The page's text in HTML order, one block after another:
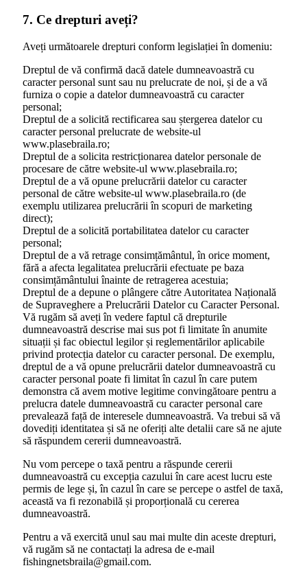
7. Ce drepturi aveți?
Aveți următoarele drepturi conform legislației în domeniu:
Dreptul de vă confirmă dacă datele dumneavoastră cu
caracter personal sunt sau nu prelucrate de noi, și de a vă
furniza o copie a datelor dumneavoastră cu caracter
personal;
Dreptul de a solicită rectificarea sau ștergerea datelor cu
caracter personal prelucrate de website-ul
www.plasebraila.ro;
Dreptul de a solicita restricționarea datelor personale de
procesare de către website-ul www.plasebraila.ro;
Dreptul de a vă opune prelucrării datelor cu caracter
personal de către website-ul www.plasebraila.ro (de
exemplu utilizarea prelucrării în scopuri de marketing
direct);
Dreptul de a solicită portabilitatea datelor cu caracter
personal;
Dreptul de a vă retrage consimțământul, în orice moment,
fără a afecta legalitatea prelucrării efectuate pe baza
consimțământului înainte de retragerea acestuia;
Dreptul de a depune o plângere către Autoritatea Națională
de Supraveghere a Prelucrării Datelor cu Caracter Personal.
Vă rugăm să aveți în vedere faptul că drepturile
dumneavoastră descrise mai sus pot fi limitate în anumite
situații și fac obiectul legilor și reglementărilor aplicabile
privind protecția datelor cu caracter personal. De exemplu,
dreptul de a vă opune prelucrării datelor dumneavoastră cu
caracter personal poate fi limitat în cazul în care putem
demonstra că avem motive legitime convingătoare pentru a
prelucra datele dumneavoastră cu caracter personal care
prevalează față de interesele dumneavoastră. Va trebui să vă
dovediți identitatea și să ne oferiți alte detalii care să ne ajute
să răspundem cererii dumneavoastră.
Nu vom percepe o taxă pentru a răspunde cererii
dumneavoastră cu excepția cazului în care acest lucru este
permis de lege și, în cazul în care se percepe o astfel de taxă,
această va fi rezonabilă și proporțională cu cererea
dumneavoastră.
Pentru a vă exercită unul sau mai multe din aceste drepturi,
vă rugăm să ne contactați la adresa de e-mail
fishingnetsbraila@gmail.com.